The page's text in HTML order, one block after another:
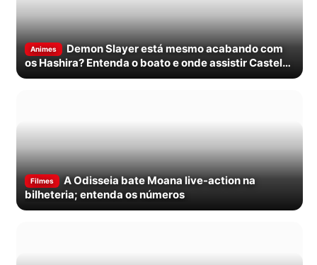
Animes
Demon Slayer está mesmo acabando com
os Hashira? Entenda o boato e onde assistir Castelo
Infinito
Filmes
A Odisseia bate Moana live-action na
bilheteria; entenda os números